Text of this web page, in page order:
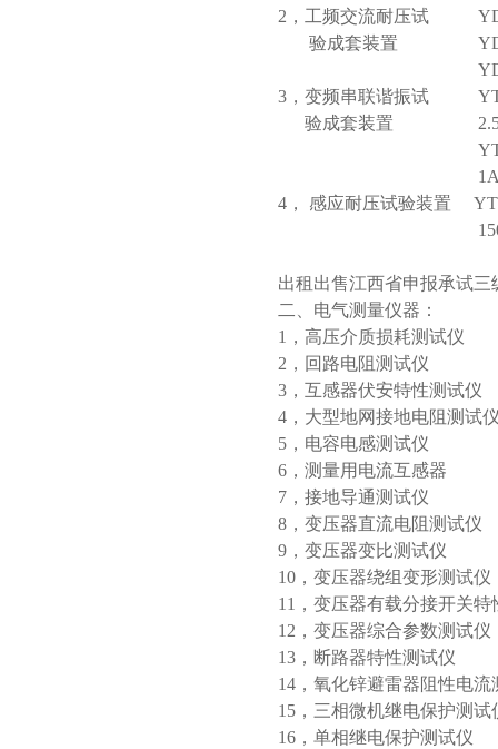
2，工频交流耐压试 YD
验成套装置 YD（J
YD（J）-
3，变频串联谐振试
验成套装置 2.5A
YTC850-
1A 30～
4， 感应耐压试验装置
150Hz
出租出售江西省申报承试三
二、电气测量仪器：
1，高压介质损耗测
2，回路电阻测试仪
3，互感器伏安特性测
4，大型地网接地电阻
5，电容电感测试
6，测量用电流互感
7，接地导通测试
8，变压器直流电阻
9，变压器变比测试
10，变压器绕组变形测试
11，变压器有载分接开
12，变压器综合参
13，断路器特性测
14，氧化锌避雷器阻性
15，三相微机继电保
16，单相继电保护